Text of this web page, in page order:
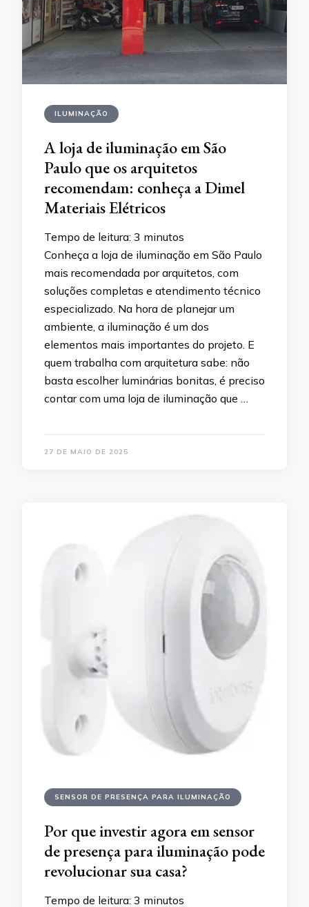
ILUMINAÇÃO
A loja de iluminação em São
Paulo que os arquitetos
recomendam: conheça a Dimel
Materiais Elétricos
Tempo de leitura: 3 minutos
Conheça a loja de iluminação em São Paulo
mais recomendada por arquitetos, com
soluções completas e atendimento técnico
especializado. Na hora de planejar um
ambiente, a iluminação é um dos
elementos mais importantes do projeto. E
quem trabalha com arquitetura sabe: não
basta escolher luminárias bonitas, é preciso
contar com uma loja de iluminação que …
27 DE MAIO DE 2025
SENSOR DE PRESENÇA PARA ILUMINAÇÃO
Por que investir agora em sensor
de presença para iluminação pode
revolucionar sua casa?
Tempo de leitura: 3 minutos